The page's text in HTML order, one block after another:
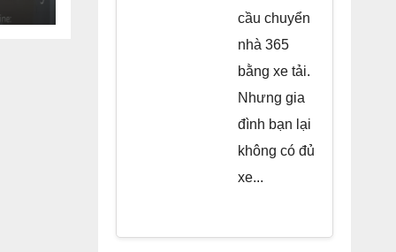
cầu chuyển
nhà 365
bằng xe tải.
Nhưng gia
đình bạn lại
không có đủ
xe...